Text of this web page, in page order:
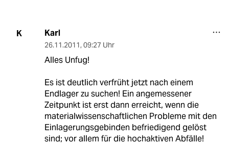
K Karl
26.11.2011, 09:27 Uhr
Alles Unfug!
Es ist deutlich verfrüht jetzt nach einem
Endlager zu suchen! Ein angemessener
Zeitpunkt ist erst dann erreicht, wenn die
materialwissenschaftlichen Probleme mit den
Einlagerungsgebinden befriedigend gelöst
sind; vor allem für die hochaktiven Abfälle!